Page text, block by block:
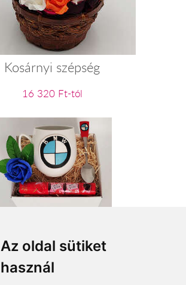
Az oldal sütiket
használ
Kosárnyi szépség
16 320 Ft-tól
BMW fanoknak
11 800 Ft-tól